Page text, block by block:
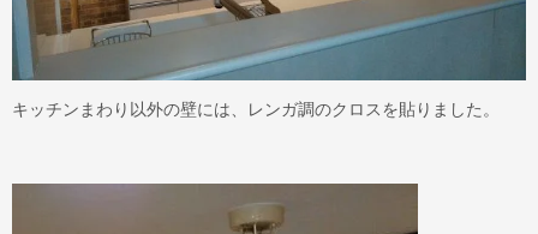
キッチンまわり以外の壁には、レンガ調のクロスを貼りました。